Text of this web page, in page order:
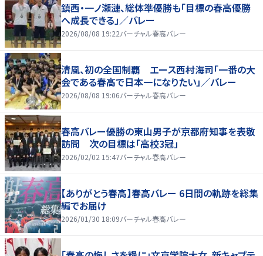
鎮西・一ノ瀬漣、総体準優勝も「目標の春高優勝
へ成長できる」／バレー
2026/08/08 19:22バーチャル春高バレー
清風、初の全国制覇 エース西村海司「一番の大
会である春高で日本一になりたい」／バレー
2026/08/08 19:06バーチャル春高バレー
春高バレー優勝の東山男子が京都府知事を表敬
訪問 次の目標は「高校3冠」
2026/02/02 15:47バーチャル春高バレー
【ありがとう春高】春高バレー 6日間の軌跡を総集
編でお届け
2026/01/30 18:09バーチャル春高バレー